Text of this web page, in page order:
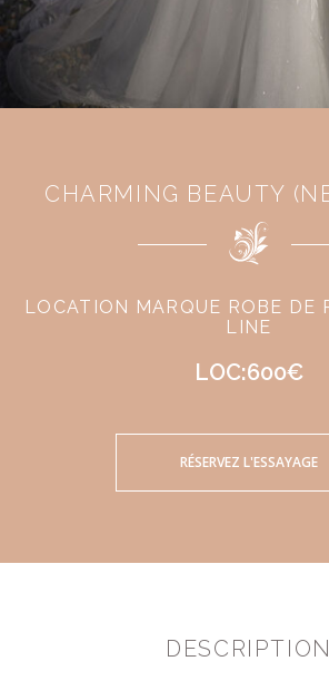
CHARMING BEAUTY
LOCATION MARQUE ROBE DE
LINE
LOC:600€
RÉSERVEZ L'ESSAYAGE
DESCRIPTION